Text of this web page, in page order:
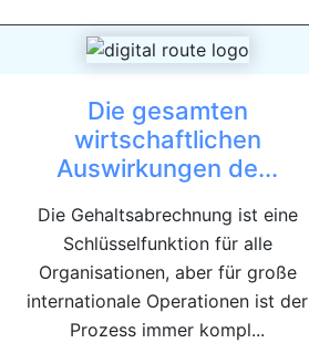
Die gesamten
wirtschaftlichen
Auswirkungen de...
Die Gehaltsabrechnung ist eine
Schlüsselfunktion für alle
Organisationen, aber für große
internationale Operationen ist der
Prozess immer kompl...